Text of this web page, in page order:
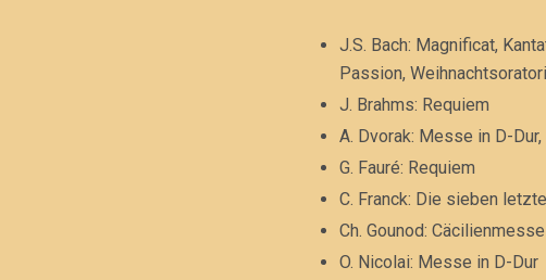
J.S. Bach: Magnificat,
Passion,
J. Brahms: Requiem
A. Dvorak: Messe in D-
G. Fauré: Requiem
C. Franck: Die sieben
Ch. Gounod: Cäcilienmesse
O. Nicolai: Messe in D-Dur